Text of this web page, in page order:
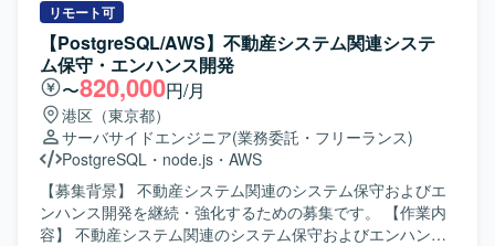
を行います。既存機能改修、新機能開発、性能改善、PHP
バージョンアップに伴うリファクタリング、AWS環境への
移行を行います。 【求める人物像】 仕様が固まりきってい
ない状態でも不足を洗い出し、関係者と合意形成を進めら
れる方を求めます。根拠を持って判断・提案し、主体的に
課題解決へ取り組める方を歓迎します。 【ポジションの魅
力】 大規模ECサービスにおいて、企画から設計、開発まで
幅広く経験を積めます。 【開発環境】 Linux（CentOS）、
Apache、MySQL 8系、PHP 5.6・8.5を使用します。一部
AWSを含むハイブリッド構成です。
リモート可
【PostgreSQL/AWS】不動産システム関連システ
ム保守・エンハンス開発
〜820,000円/月
港区（東京都）
サーバサイドエンジニア(業務委託・フリーランス)
PostgreSQL ・ node.js ・ AWS
【募集背景】 不動産システム関連のシステム保守およびエ
ンハンス開発を継続・強化するための募集です。 【作業内
容】 不動産システム関連のシステム保守およびエンハンス